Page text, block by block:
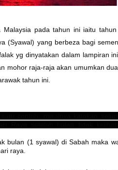
pada tahun ini iaitu
(Syawal) yang berbeza bagi
yg dinyatakan dalam lampiran
mohor raja-raja akan umumkan
tahun ini.
bulan (1 syawal) di Sabah maka
raya.